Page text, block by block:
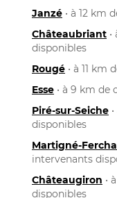
Janzé • à 12 km
Châteaubriant
disponibles
Rougé • à 11 km
Esse • à 9 km de
Piré-sur-Seiche
disponibles
Martigné-
intervenants
Châteaugiron •
disponibles